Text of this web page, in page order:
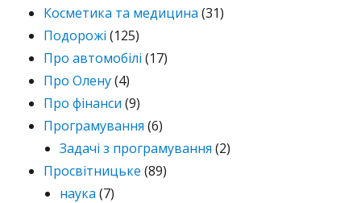
Косметика та медицина (31)
Подорожі (125)
Про автомобілі (17)
Про Олену(4)
Про фінанси (9)
Програмування (6)
Задачі з програмування (2)
Просвітницьке (89)
наука (7)